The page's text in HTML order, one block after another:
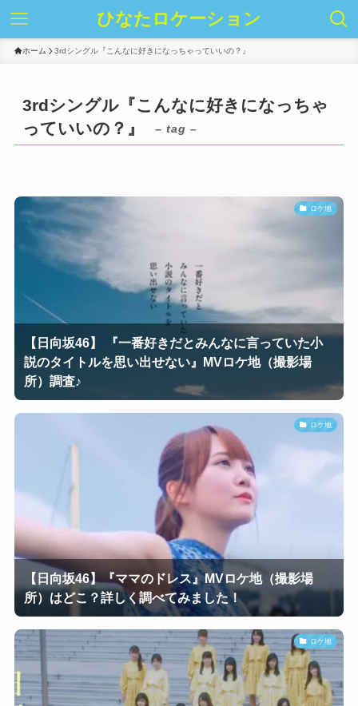
ひなたロケーション
ホーム 3rdシングル『こんなに好きになっちゃっていいの？』
3rdシングル『こんなに好きになっちゃ
っていいの？』
– tag –
ロケ地
【日向坂46】 『一番好きだとみんなに言っていた小
説のタイトルを思い出せない』MVロケ地（撮影場
所）調査♪
ロケ地
【日向坂46】『ママのドレス』MVロケ地（撮影場
所）はどこ？詳しく調べてみました！
ロケ地